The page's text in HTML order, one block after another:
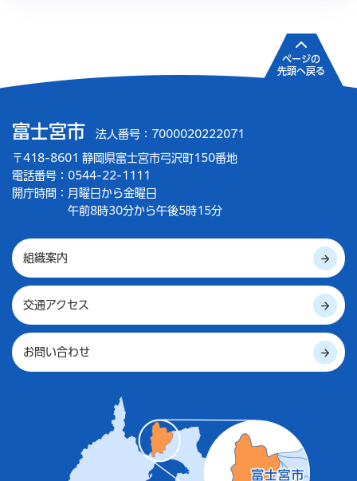
富士宮市 法人番号：7000020222071
〒418-8601 静岡県富士宮市弓沢町150番地
電話番号：0544-22-1111
開庁時間： 月曜日から金曜日
午前8時30分から午後5時15分
組織案内
交通アクセス
お問い合わせ
ページの
先頭へ戻る